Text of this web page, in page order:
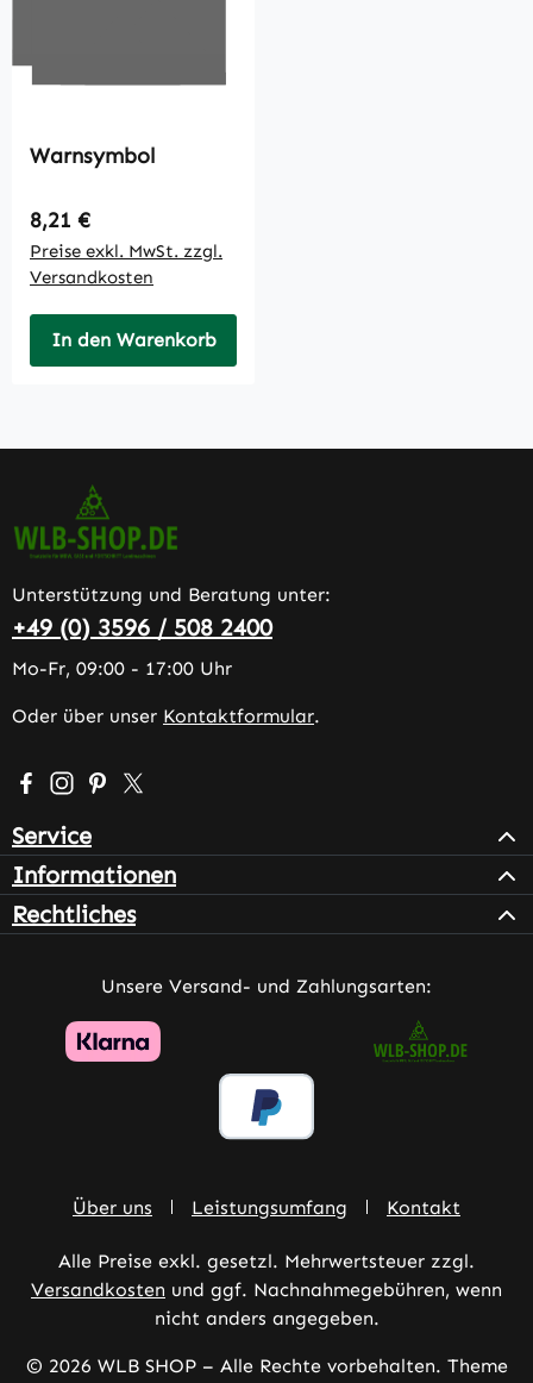
Warnsymbol
Regulärer Preis:
8,21 €
Preise exkl. MwSt. zzgl.
Versandkosten
In den Warenkorb
Unterstützung und Beratung unter:
+49 (0) 3596 / 508 2400
Mo-Fr, 09:00 - 17:00 Uhr
Oder über unser Kontaktformular.
Besuche uns auf Facebook – öffnet in neuem Tab
Schau auf Instagram vorbei – öffnet in neuem Tab
Lass dich auf Pinterest inspirieren – öffnet in
Folge uns auf X – öffnet in neuem Tab
Service
Informationen
Rechtliches
Unsere Versand- und Zahlungsarten:
Über uns Leistungsumfang Kontakt
Alle Preise exkl. gesetzl. Mehrwertsteuer zzgl.
Versandkosten und ggf. Nachnahmegebühren, wenn
nicht anders angegeben.
© 2026 WLB SHOP – Alle Rechte vorbehalten. Theme